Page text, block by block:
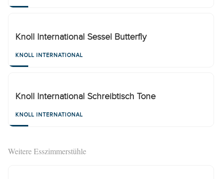
Knoll International Sessel Butterfly
KNOLL INTERNATIONAL
Knoll International Schreibtisch Tone
KNOLL INTERNATIONAL
Weitere Esszimmerstühle